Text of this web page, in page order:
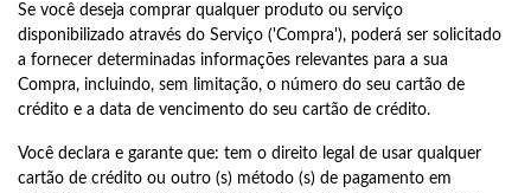
Se você deseja comprar qualquer produto ou serviço
disponibilizado através do Serviço ('Compra'), poderá ser solicitado
a fornecer determinadas informações relevantes para a sua
Compra, incluindo, sem limitação, o número do seu cartão de
crédito e a data de vencimento do seu cartão de crédito.
Você declara e garante que: tem o direito legal de usar qualquer
cartão de crédito ou outro (s) método (s) de pagamento em